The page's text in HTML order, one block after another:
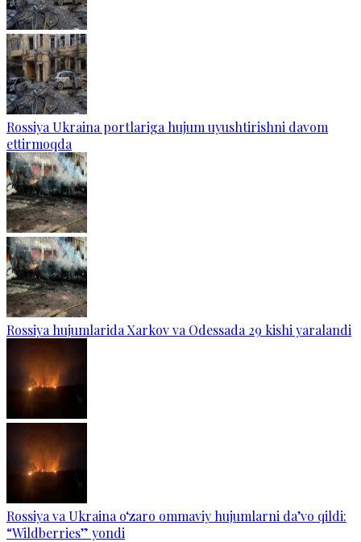
Rossiya Ukraina portlariga hujum uyushtirishni davom
ettirmoqda
Rossiya hujumlarida Xarkov va Odessada 29 kishi yaralandi
Rossiya va Ukraina o‘zaro ommaviy hujumlarni da’vo qildi:
“Wildberries” yondi